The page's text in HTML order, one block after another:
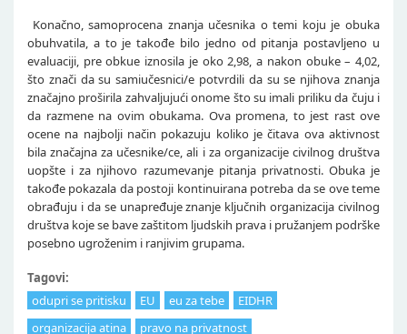
Konačno, samoprocena znanja učesnika o temi koju je obuka
obuhvatila, a to je takođe bilo jedno od pitanja postavljeno u
evaluaciji, pre obkue iznosila je oko 2,98, a nakon obuke – 4,02,
što znači da su samiučesnici/e potvrdili da su se njihova znanja
značajno proširila zahvaljujući onome što su imali priliku da čuju i
da razmene na ovim obukama. Ova promena, to jest rast ove
ocene na najbolji način pokazuju koliko je čitava ova aktivnost
bila značajna za učesnike/ce, ali i za organizacije civilnog društva
uopšte i za njihovo razumevanje pitanja privatnosti. Obuka je
takođe pokazala da postoji kontinuirana potreba da se ove teme
obrađuju i da se unapređuje znanje ključnih organizacija civilnog
društva koje se bave zaštitom ljudskih prava i pružanjem podrške
posebno ugroženim i ranjivim grupama.
Tagovi:
odupri se pritisku
EU eu za tebe
EIDHR
organizacija atina
pravo na privatnost